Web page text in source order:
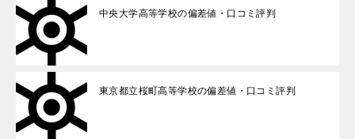
中央大学高等学校の偏差値・口コミ評判
東京都立桜町高等学校の偏差値・口コミ評判